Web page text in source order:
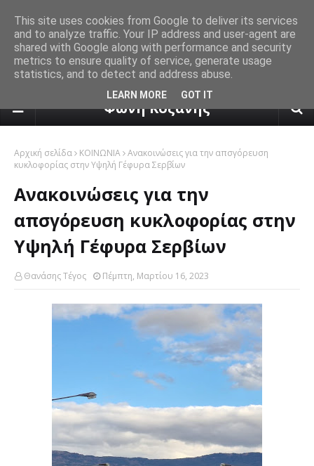
πρόγνωση καιρού από το
Φωνή Κοζάνης
Αρχική σελίδα ΚΟΙΝΩΝΙΑ Ανακοινώσεις για την απσγόρευση
κυκλοφορίας στην Υψηλή Γέφυρα Σερβίων
Ανακοινώσεις για την
απσγόρευση κυκλοφορίας στην
Υψηλή Γέφυρα Σερβίων
Θανάσης Τέγος Πέμπτη, Μαρτίου 16, 2023
This site uses cookies from Google to deliver its services
and to analyze traffic. Your IP address and user-agent are
shared with Google along with performance and security
metrics to ensure quality of service, generate usage
statistics, and to detect and address abuse.
LEARN MORE GOT IT